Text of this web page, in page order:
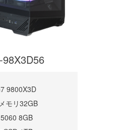
9800X3D
モリ32GB
8GB